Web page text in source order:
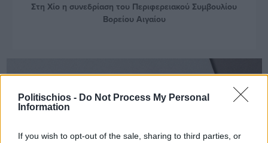
Politischios - Do Not Process My Personal
Information
If you wish to opt-out of the sale, sharing to third parties, or
Στη Χίο η συνεδρίαση του Περιφερειακού Συμβουλίου
Βορείου Αιγαίου